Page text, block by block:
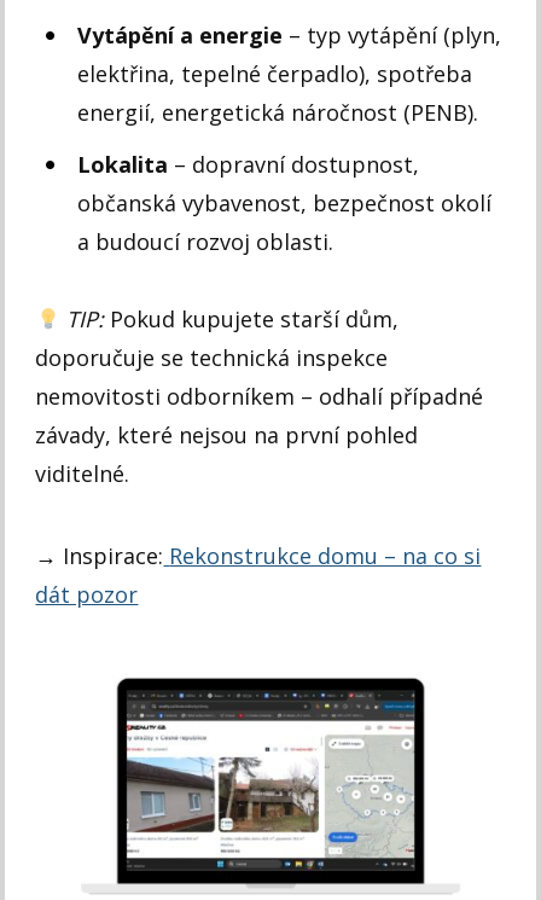
Vytápění a energie – typ vytápění (plyn,
elektřina, tepelné čerpadlo), spotřeba
energií, energetická náročnost (PENB).
Lokalita – dopravní dostupnost,
občanská vybavenost, bezpečnost okolí
a budoucí rozvoj oblasti.
TIP:Pokud kupujete starší dům,
doporučuje se technická inspekce
nemovitosti odborníkem – odhalí případné
závady, které nejsou na první pohled
viditelné.
→ Inspirace: Rekonstrukce domu – na co si
dát pozor